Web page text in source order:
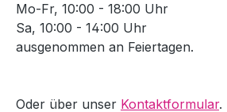
Mo-Fr, 10:00 - 18:00 Uhr
Sa, 10:00 - 14:00 Uhr
ausgenommen an Feiertagen.
Oder über unser Kontaktformular.